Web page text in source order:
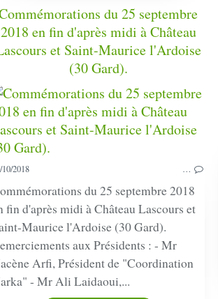
du 25 septembre
2018 en fin d'après midi à Château
et Saint-Maurice l'Ardoise
(30 Gard).
10/2018 …
du 25 septembre 2018
fin d'après midi à Château Lascours et
Maurice l'Ardoise (30 Gard).
aux Présidents : - Mr
Arfi, Président de "Coordination
- Mr Ali Laidaoui,...